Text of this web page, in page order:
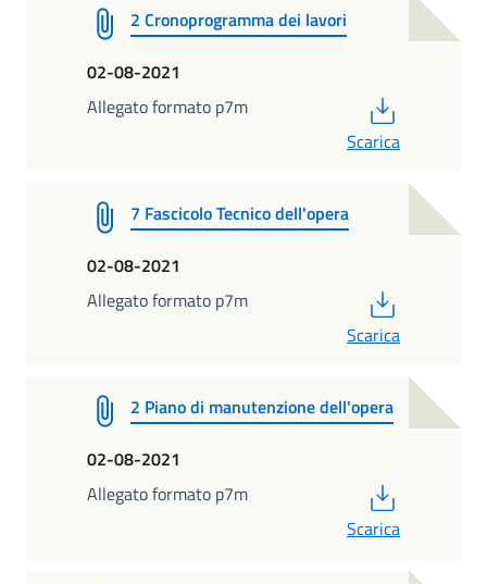
2 Cronoprogramma dei lavori
02-08-2021
Allegato formato p7m
Scarica
7 Fascicolo Tecnico dell'opera
02-08-2021
Allegato formato p7m
Scarica
2 Piano di manutenzione dell'opera
02-08-2021
Allegato formato p7m
Scarica